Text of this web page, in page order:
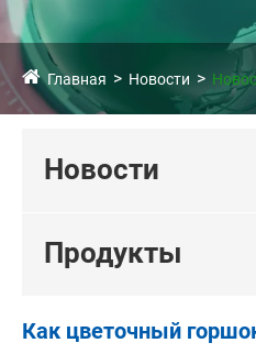
Главная Новости
Новости
Продукты
Как цветочный